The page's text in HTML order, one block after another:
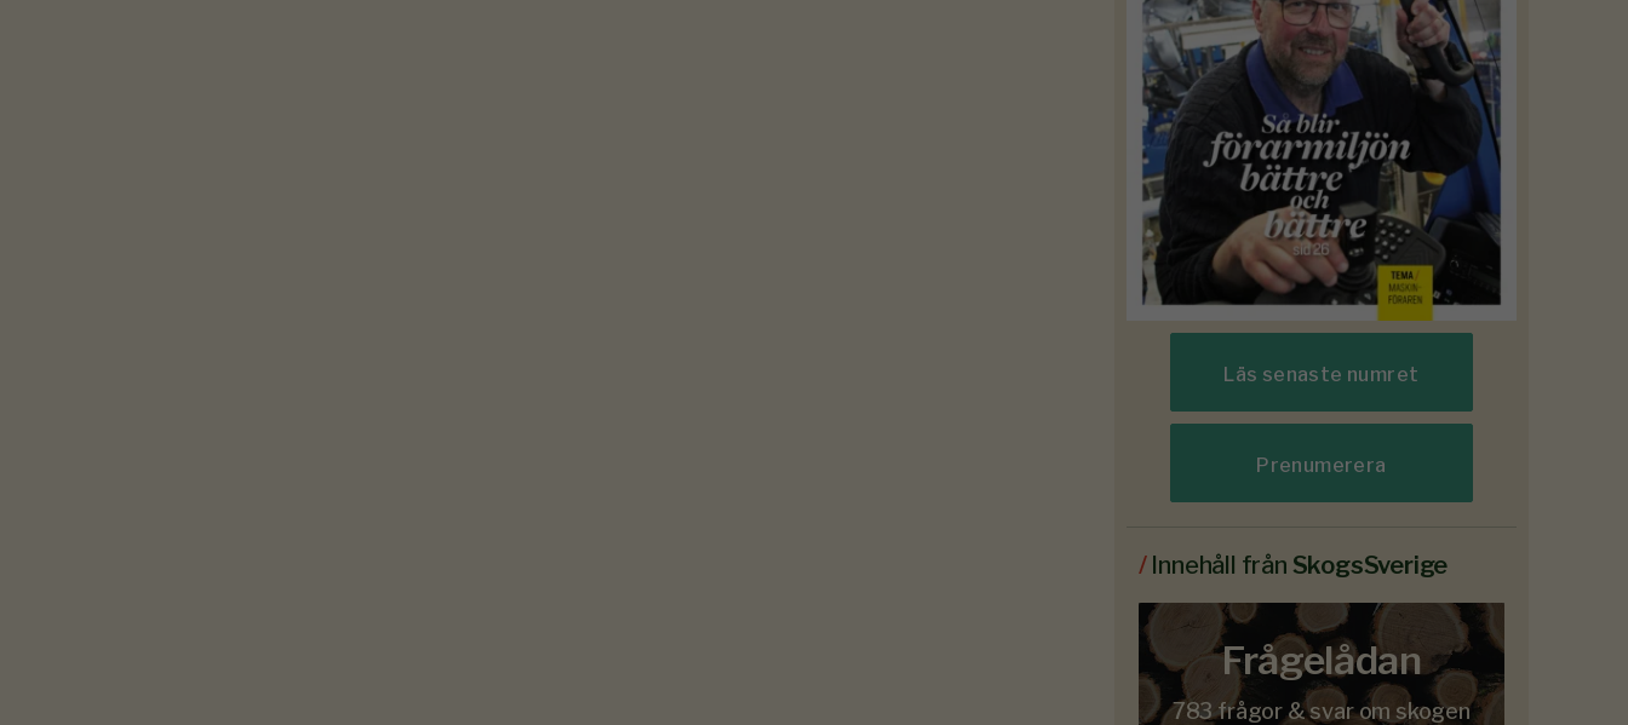
Läs senaste numret
Prenumerera
/ Innehåll från SkogsSverige
Frågelådan
783 frågor & svar om skogen